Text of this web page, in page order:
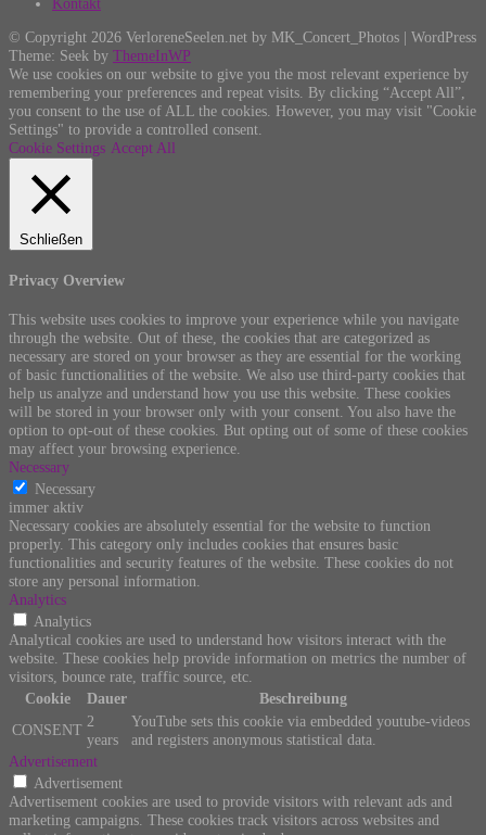
© Copyright 2026 VerloreneSeelen.net by MK_Concert_Photos | WordPress
Theme: Seek by ThemeInWP
We use cookies on our website to give you the most relevant experience by
remembering your preferences and repeat visits. By clicking “Accept All”,
you consent to the use of ALL the cookies. However, you may visit "Cookie
Settings" to provide a controlled consent.
Cookie Settings Accept All
Schließen
Privacy Overview
This website uses cookies to improve your experience while you navigate
through the website. Out of these, the cookies that are categorized as
necessary are stored on your browser as they are essential for the working
of basic functionalities of the website. We also use third-party cookies that
help us analyze and understand how you use this website. These cookies
will be stored in your browser only with your consent. You also have the
option to opt-out of these cookies. But opting out of some of these cookies
may affect your browsing experience.
Necessary
Necessary
immer aktiv
Necessary cookies are absolutely essential for the website to function
properly. This category only includes cookies that ensures basic
functionalities and security features of the website. These cookies do not
store any personal information.
Analytics
Analytics
Analytical cookies are used to understand how visitors interact with the
website. These cookies help provide information on metrics the number of
visitors, bounce rate, traffic source, etc.
Cookie
Dauer
Beschreibung
CONSENT 2
years
YouTube sets this cookie via embedded youtube-videos
and registers anonymous statistical data.
Advertisement
Advertisement
Advertisement cookies are used to provide visitors with relevant ads and
marketing campaigns. These cookies track visitors across websites and